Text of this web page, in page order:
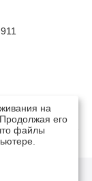
на
его
файлы